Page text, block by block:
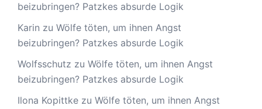
beizubringen? Patzkes absurde Logik
Karin zu Wölfe töten, um ihnen Angst
beizubringen? Patzkes absurde Logik
Wolfsschutz zu Wölfe töten, um ihnen Angst
beizubringen? Patzkes absurde Logik
Ilona Kopittke zu Wölfe töten, um ihnen Angst